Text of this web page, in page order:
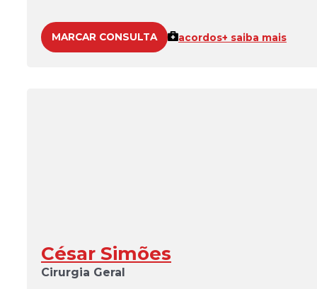
MARCAR CONSULTA acordos+ saiba mais
César Simões
Cirurgia Geral